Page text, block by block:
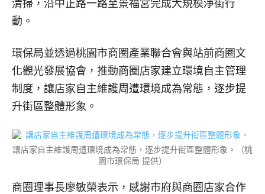
清掃，沿中正路一路至景福宮完成大規模淨街行
動。
環保局並透過桃園市商圈產業聯合會與站前商圈文
化觀光發展協會，推動商圈店家建立環境自主管理
制度，讓店家自主維護周遭環境成為常態，逐步提
升街區整體形象。
讓店家自主維護周遭環境成為常態，逐步提升街區整體形象。（桃
園市環保局 提供）
商圈理事長廖敏榮表示，感謝市府與商圈店家合作